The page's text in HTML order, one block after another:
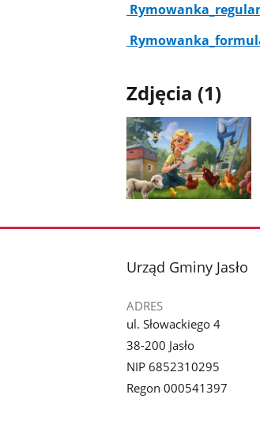
Zdjęcia (1)
galerii.
stopka
Urząd Gminy Jasło
ADRES
ul. Słowackiego 4
38-200 Jasło
NIP 6852310295
Regon 000541397